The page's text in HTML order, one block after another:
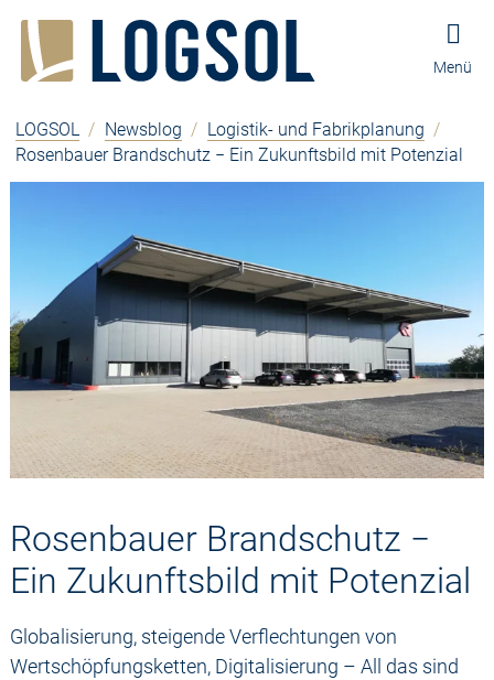
Menü
LOGSOL / Newsblog / Logistik- und Fabrikplanung /
Rosenbauer Brandschutz − Ein Zukunftsbild mit Potenzial
Rosenbauer Brandschutz −
Ein Zukunftsbild mit Potenzial
Globalisierung, steigende Verflechtungen von
Wertschöpfungsketten, Digitalisierung – All das sind